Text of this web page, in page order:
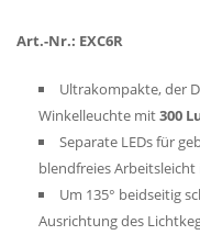
Art.-Nr.: EXC6R
Ultrakompakte, der
Winkelleuchte mit300
Separate LEDs für
blendfreies
Um 135° beidseitig
Ausrichtung des